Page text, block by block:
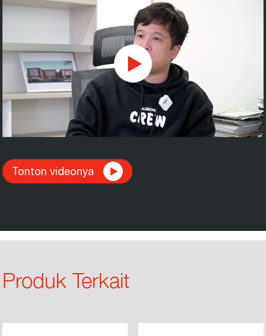
Tonton videonya
Produk Terkait